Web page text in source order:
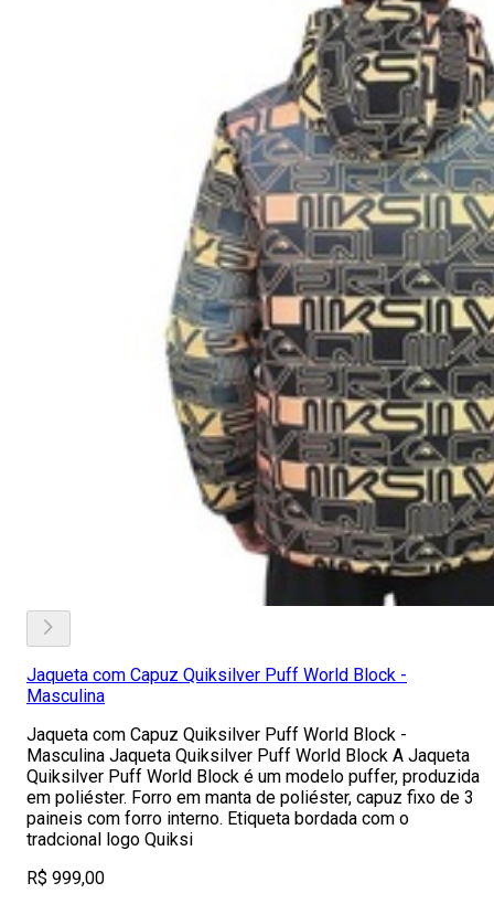
Jaqueta com Capuz Quiksilver Puff World Block -
Masculina
Jaqueta com Capuz Quiksilver Puff World Block -
Masculina Jaqueta Quiksilver Puff World Block A Jaqueta
Quiksilver Puff World Block é um modelo puffer, produzida
em poliéster. Forro em manta de poliéster, capuz fixo de 3
paineis com forro interno. Etiqueta bordada com o
tradcional logo Quiksi
R$ 999,00